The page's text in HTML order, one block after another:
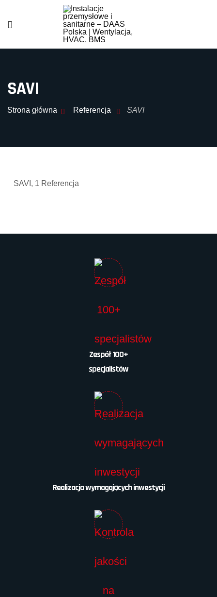
SAVI
Strona główna Referencja SAVI
SAVI, 1 Referencja
Zespół 100+
specjalistów
Realizacja wymagających inwestycji